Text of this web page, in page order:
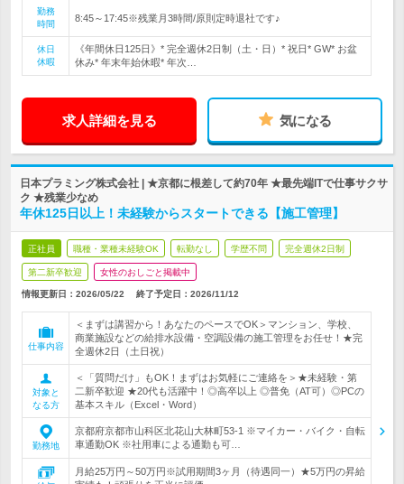
勤務
時間
8:45～17:45※残業月3時間/原則定時退社です♪
休日
休暇
《年間休日125日》* 完全週休2日制（土・日）* 祝日* GW* お盆
休み* 年末年始休暇* 年次…
求人詳細を見る 気になる
日本プラミング株式会社 | ★京都に根差して約70年 ★最先端ITで仕事サクサ
ク ★残業少なめ
年休125日以上！未経験からスタートできる【施工管理】
正社員 職種・業種未経験OK 転勤なし 学歴不問 完全週休2日制
第二新卒歓迎 女性のおしごと掲載中
情報更新日：2026/05/22 終了予定日： 2026/11/12
仕事内容
＜まずは講習から！あなたのペースでOK＞マンション、学校、
商業施設などの給排水設備・空調設備の施工管理をお任せ！★完
全週休2日（土日祝）
対象と
なる方
＜「質問だけ」もOK！まずはお気軽にご連絡を＞★未経験・第
二新卒歓迎 ★20代も活躍中！◎高卒以上 ◎普免（AT可）◎PCの
基本スキル（Excel・Word）
勤務地
京都府京都市山科区北花山大林町53-1 ※マイカー・バイク・自転
車通勤OK ※社用車による通勤も可…
月給25万円～50万円※試用期間3ヶ月（待遇同一）★5万円の昇給